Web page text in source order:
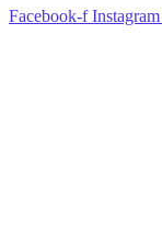
Facebook-f Instagram